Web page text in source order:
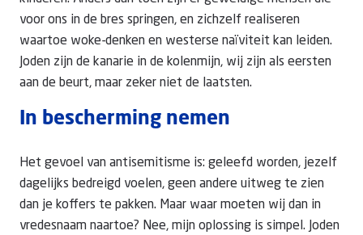
voor ons in de bres springen, en zichzelf realiseren
waartoe woke-denken en westerse naïviteit kan leiden.
Joden zijn de kanarie in de kolenmijn, wij zijn als eersten
aan de beurt, maar zeker niet de laatsten.
In bescherming nemen
Het gevoel van antisemitisme is: geleefd worden, jezelf
dagelijks bedreigd voelen, geen andere uitweg te zien
dan je koffers te pakken. Maar waar moeten wij dan in
vredesnaam naartoe? Nee, mijn oplossing is simpel. Joden